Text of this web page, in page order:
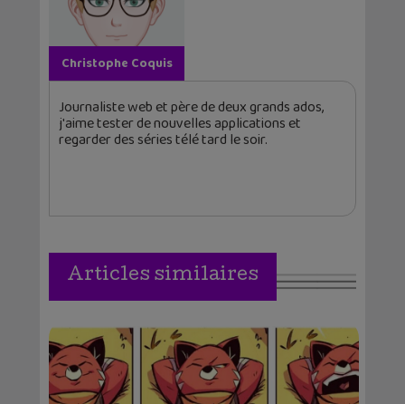
Christophe Coquis
Journaliste web et père de deux grands ados,
j'aime tester de nouvelles applications et
regarder des séries télé tard le soir.
Articles similaires